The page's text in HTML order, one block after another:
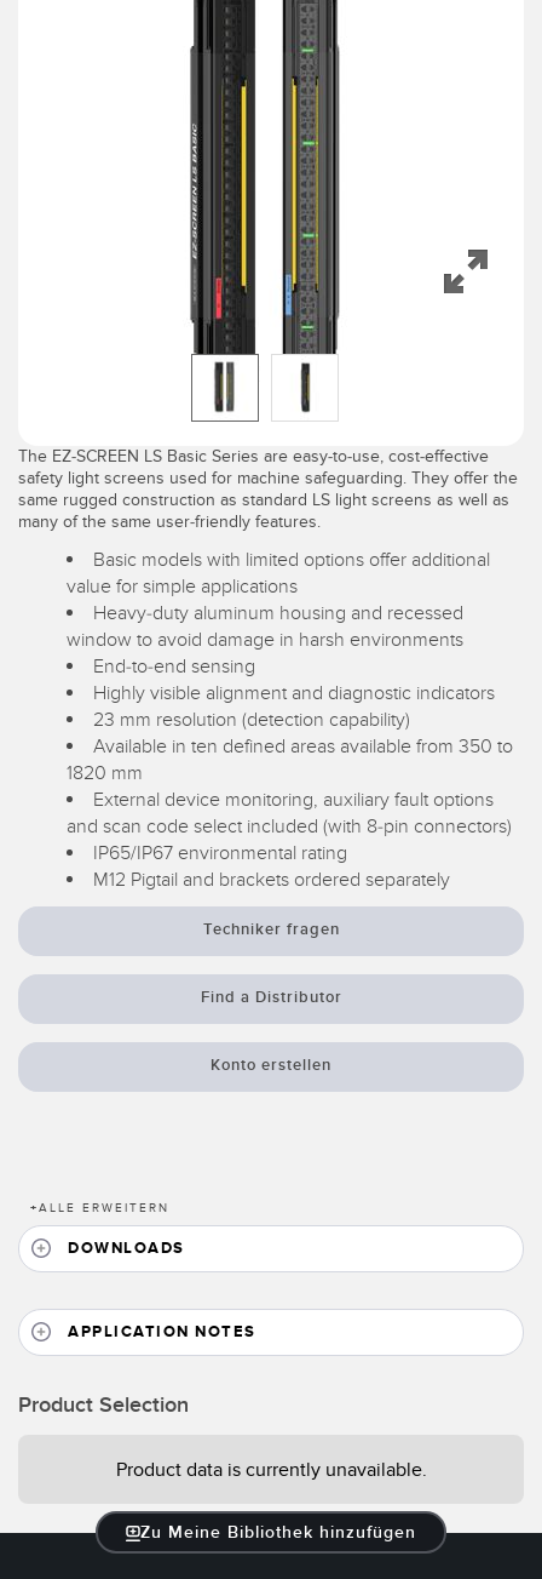
TECHNOLOGIEN
Optoelektronische Sensoren
Laser-Entfernungsmessung
Lichtvorhänge für Messzwecke
3D-Entfernungsmessgerät
Lichtleiter
Schlitz- und Etikettensensoren
Registermarken-, Farb- und Lumineszenzsensoren
Bestückungssensoren
Temperatursensoren
Lichtvorhänge für Erfassungszwecke und Sensoren mit breitem
Strahlmuster
Sensoren für die Zustandsüberwachung
Funksensoren für die Zustandsüberwachung
Vibrationssensoren
ZUBEHÖR
TECHNOLOGIE
Sensoren mit IO-Link
IIOT und INTELLIGENTE
Füllstandsüberwachung für Tanks
Gesamtanlageneffektivität (GAE)
Maschinenüberwachung/Gesamtmaschineneffektivität
Prognosengestützte Wartung
Prognosengestützte Wartung
Werkskommunikation
Zustandsüberwachung: prognosengestützte und vorbeugende
Wartung
ZUGEHÖRIGE LINKS
IO-Link
The EZ-SCREEN LS Basic Series are easy-to-use, cost-effective
safety light screens used for machine safeguarding. They offer the
same rugged construction as standard LS light screens as well as
many of the same user-friendly features.
Basic models with limited options offer additional
value for simple applications
Heavy-duty aluminum housing and recessed
window to avoid damage in harsh environments
End-to-end sensing
Highly visible alignment and diagnostic indicators
23 mm resolution (detection capability)
Available in ten defined areas available from 350 to
1820 mm
External device monitoring, auxiliary fault options
and scan code select included (with 8-pin connectors)
IP65/IP67 environmental rating
M12 Pigtail and brackets ordered separately
Techniker fragen
Find a Distributor
Konto erstellen
+ALLE ERWEITERN
DOWNLOADS
APPLICATION NOTES
Product Selection
Product data is currently unavailable.
Zu Meine Bibliothek hinzufügen